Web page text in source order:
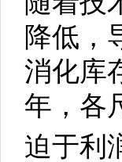
降低，
消化库
年，各
迫于利